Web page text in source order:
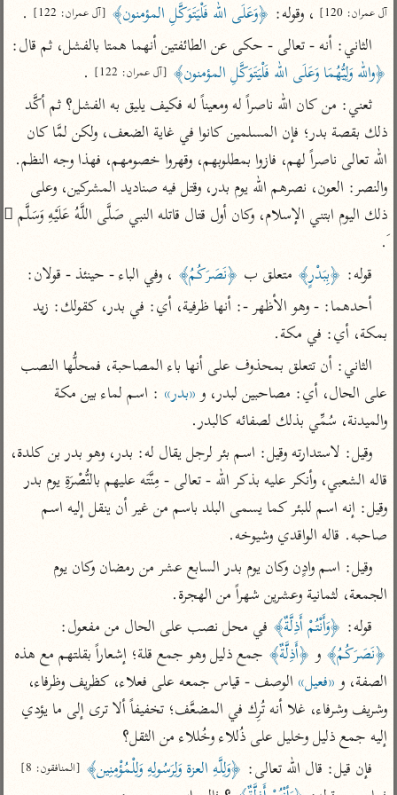
جمع الأقوال
تفسير ابن الجوزي
تفسير الماوردي
منتقاة
تفسير ابن القيم
تفسير ابن تيمية
عامّة
تفسير السمعاني
تفسير مكّي
محاسن التأويل
للقاسمي
تفسير الثعالبي
تفسير السمرقندي
تفسير الثعلبي
تفسير الرازي
أخرى
أضواء البيان
نظم الدرر للبقاعي
لغة وبلاغة
المحرر الوجيز لابن
عطية
البحر المحيط لأبي
البسيط للواحدي
تفسير أبي السعود
الكشاف للزمخشري
مركَّزة العبارة
تفسير الجلالين
جامع البيان للإيجي
تفسير البيضاوي
تفسير النسفي
تفسير ابن أبي زمنين
موسوعة التفسير
المأثور
الدر المنثور
تفسير ابن أبي حاتم
تفسير مقاتل
تفسير قتادة
اشترك لتصلك أخبار مشاريعنا
اشترك
راسلنا •تليجرام •تويتر
كنوز• تعليمات•عن الباحث القرآني
آل عمران: 120]
، وقوله: ﴿وَعَلَى الله فَلْيَتَوَكَّلِ المؤمنون﴾ [آل عمران: 122]
.
الثاني: أنه - تعالى - حكى عن الطائفتين أنهما همتا بالفشل، ثم قال:
﴿والله وَلِيُّهُمَا وَعَلَى الله فَلْيَتَوَكَّلِ المؤمنون﴾ [آل عمران: 122]
.
ذلك اليوم ابتني الإسلام، وكان أول قتال قاتله النبي صَلَّى اللَّهُ عَلَيْهِ وَسَلَّم
َ.
قوله: ﴿بِبَدْرٍ﴾ متعلق ب ﴿نَصَرَكُمُ﴾ ، وفي الباء - حينئذ - قولان:
بمكة، أي: في مكة.
على الحال، أي: مصاحبين لبدر، و «بدر»
والميدنة، سُمِّي بذلك لصفائه كالبدر.
قاله الشعبي، وأنكر عليه بذكر الله - تعالى - مِنَّتَه عليهم بالنُّصْرَةِ يوم بدر
صاحبه. قاله الواقدي وشيوخه.
الجمعة، لثمانية وعشرين شهراً من الهجرة.
قوله: ﴿وَأَنْتُمْ أَذِلَّةٌ﴾ في محل نصب على الحال من مفعول:
﴿نَصَرَكُمُ﴾ و ﴿أَذِلَّةٌ﴾
الصفة، و «فعيل»
إليه جمع ذليل وخليل على ذُللاء وخُللاء من الثقل؟
فإن قيل: قال الله تعالى: ﴿وَلِلَّهِ العزة وَلِرَسُولِهِ وَلِلْمُؤْمِنِين﴾ [المنافقون: 8]